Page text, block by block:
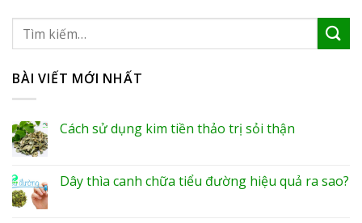
BÀI VIẾT MỚI NHẤT
Cách sử dụng kim tiền thảo trị sỏi thận
Dây thìa canh chữa tiểu đường hiệu quả ra sao?